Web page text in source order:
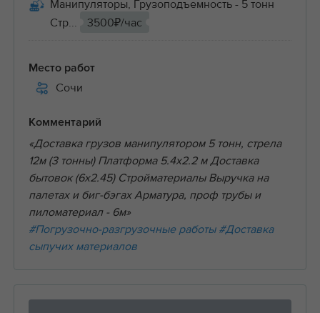
Манипуляторы, Грузоподъемность - 5 тонн
Стр...
3500₽/час
Место работ
Сочи
Комментарий
«Доставка грузов манипулятором 5 тонн, стрела
12м (3 тонны) Платформа 5.4х2.2 м Доставка
бытовок (6х2.45) Стройматериалы Выручка на
палетах и биг-бэгах Арматура, проф трубы и
пиломатериал - 6м»
#Погрузочно-разгрузочные работы #Доставка
сыпучих материалов